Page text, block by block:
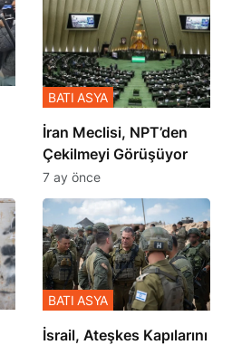
İran Meclisi, NPT’den
Çekilmeyi Görüşüyor
BATI ASYA
7 ay önce
İsrail, Ateşkes Kapılarını
BATI ASYA